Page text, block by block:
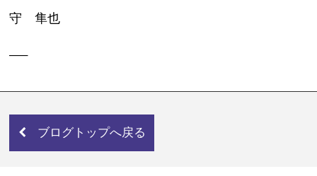
守 隼也
—–
ブログトップへ戻る